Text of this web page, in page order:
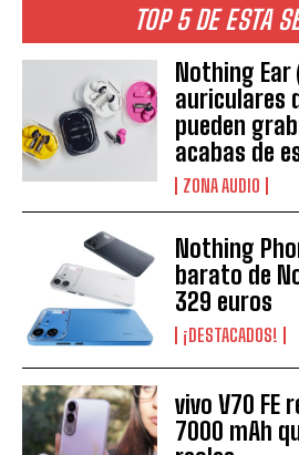
TOP 5 DE ESTA
Nothing Ear
auriculares
pueden
acabas de
ZONA AUDIO
Nothing
barato de
329 euros
¡DESTACADOS!
vivo V70 FE
7000 mAh